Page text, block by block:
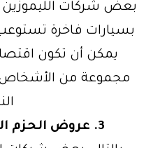
بعض شركات
بسيارات فاخرة
يمكن أن تكون
مجموعة من الأشخاص
3. عروض الحزم المحدودة الخدمات: